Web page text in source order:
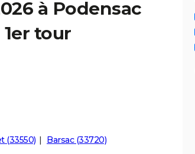
à Podensac
tour
(33550) Barsac (33720)